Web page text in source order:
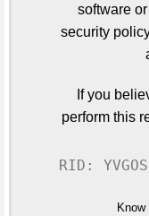
software
security
If you
perform this
RID:
Know